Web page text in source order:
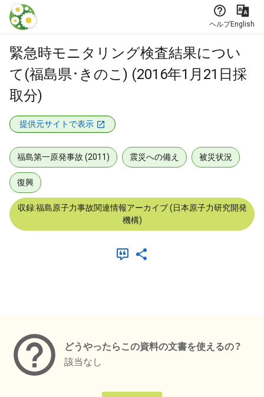
本文に飛ぶ
ヘルプEnglish
緊急時モニタリング検査結果につい
て(福島県･きのこ) (2016年1月21日採
取分)
提供元サイトで表示
福島第一原発事故 (2011) 震災への備え 被災状況
復興
収録:福島原子力事故関連情報アーカイブ (日本原子力研究開発
機構)
どうやったらこの資料の文書を使えるの？
該当なし